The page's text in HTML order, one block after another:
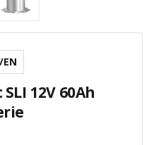
12V 60Ah